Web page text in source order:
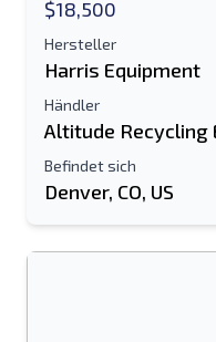
$18,500
Hersteller
Harris Equipment
Händler
Altitude Recycling
Befindet sich
Denver, CO, US